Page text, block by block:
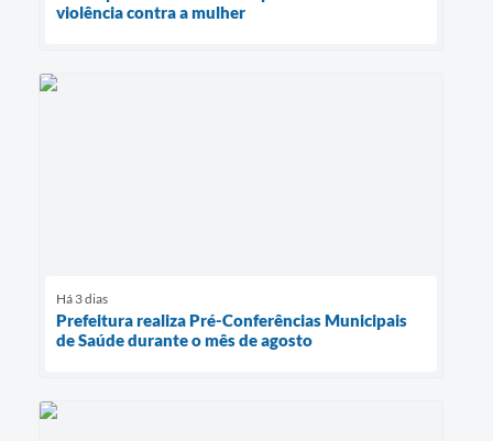
violência contra a mulher
Há 3 dias
Prefeitura realiza Pré-Conferências Municipais
de Saúde durante o mês de agosto